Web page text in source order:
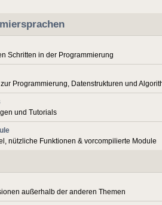
Schritten in der Programmierung
Programmierung, Datenstrukturen und
und Tutorials
nützliche Funktionen & vorcompilierte Module
außerhalb der anderen Themen